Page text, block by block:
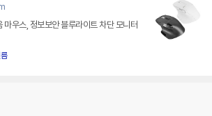
마우스, 정보보안 블루라이트 차단 모니터